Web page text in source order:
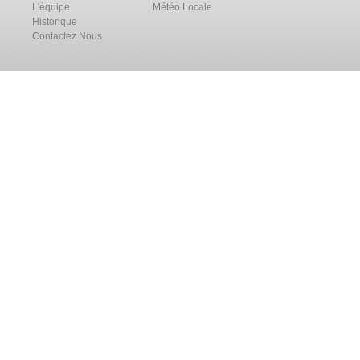
L'équipe
Historique
Contactez Nous
Météo Locale